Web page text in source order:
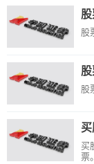
体
股
股
买
票。